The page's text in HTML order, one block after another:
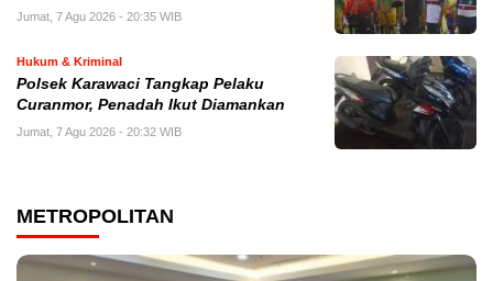
Jumat, 7 Agu 2026 - 20:35 WIB
Hukum & Kriminal
Polsek Karawaci Tangkap Pelaku
Curanmor, Penadah Ikut Diamankan
Jumat, 7 Agu 2026 - 20:32 WIB
METROPOLITAN